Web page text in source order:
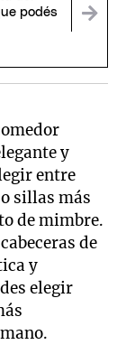
podés
y
entre
sillas más
de mimbre.
de
y
elegir